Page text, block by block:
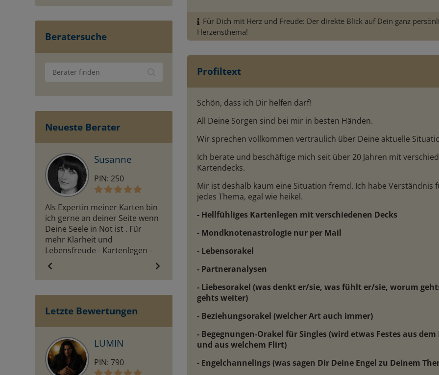
Beratersuche
Neueste Berater
Susanne
PIN: 250
Als Expertin meiner Karten bin
ich gerne an deiner Seite wenn
Deine Seele in Not ist . Für
mehr Klarheit und
Lebensfreude - Kartenlegen -
Traum deuten
Olivia Gold Medium
Zeit*Spezialgeb.: Hellsicht,
Liebe&Beruf, Soforthilfe,
Verstorb.,
u.Heilarbeit , ü. 20 J.Erfahr.
Esperanza
den Karten! Liebevolles und
treffsicheres Kartenlegen mit
Zeitangaben! AMOR VINCIT
Mediales
Fragen
Was
seine
Letzte Bewertungen
LUMIN
PIN: 790
Dele
PIN: 803 PIN: 245
Für Dich mit Herz und Freude: Der direkte Blick auf Dein ganz
Herzensthema!
Profiltext
Schön, dass ich Dir helfen darf!
All Deine Sorgen sind bei mir in besten Händen.
Wir sprechen vollkommen vertraulich über Deine aktuelle
Ich berate und beschäftige mich seit über 20 Jahren mit
Kartendecks.
Mir ist deshalb kaum eine Situation fremd. Ich habe Verständnis
jedes Thema, egal wie heikel.
- Hellfühliges Kartenlegen mit verschiedenen Decks
- Mondknotenastrologie nur per Mail
- Lebensorakel
- Partneranalysen
- Liebesorakel (was denkt er/sie, was fühlt er/sie, worum
gehts weiter)
- Beziehungsorakel (welcher Art auch immer)
- Begegnungen-Orakel für Singles (wird etwas Festes aus
und aus welchem Flirt)
- Engelchannelings (was sagen Dir Deine Engel zu Deinem